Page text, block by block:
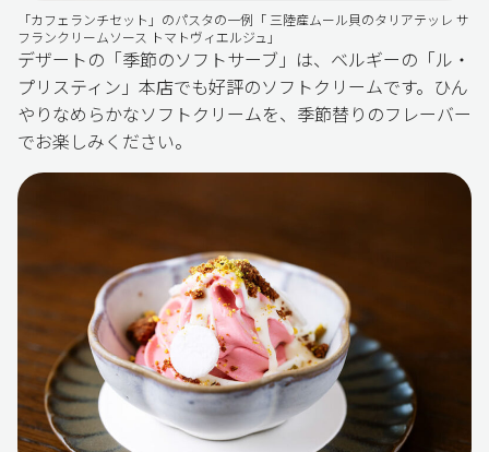
「カフェランチセット」のパスタの一例「 三陸産ムール貝のタリアテッレ サ
フランクリームソース トマトヴィエルジュ」
デザートの「季節のソフトサーブ」は、ベルギーの「ル・
プリスティン」本店でも好評のソフトクリームです。ひん
やりなめらかなソフトクリームを、季節替りのフレーバー
でお楽しみください。